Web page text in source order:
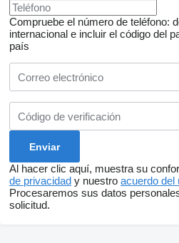
Compruebe el número de teléfono:
internacional e incluir el código del
país
Al hacer clic aquí, muestra su
de privacidad y nuestro acuerdo del
Procesaremos sus datos
solicitud.